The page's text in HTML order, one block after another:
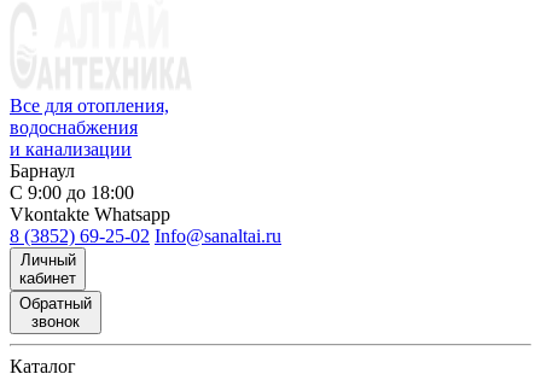
Все для отопления,
водоснабжения
и канализации
Барнаул
С 9:00 до 18:00
Vkontakte Whatsapp
8 (3852) 69-25-02 Info@sanaltai.ru
Личный
кабинет
Обратный
звонок
Каталог